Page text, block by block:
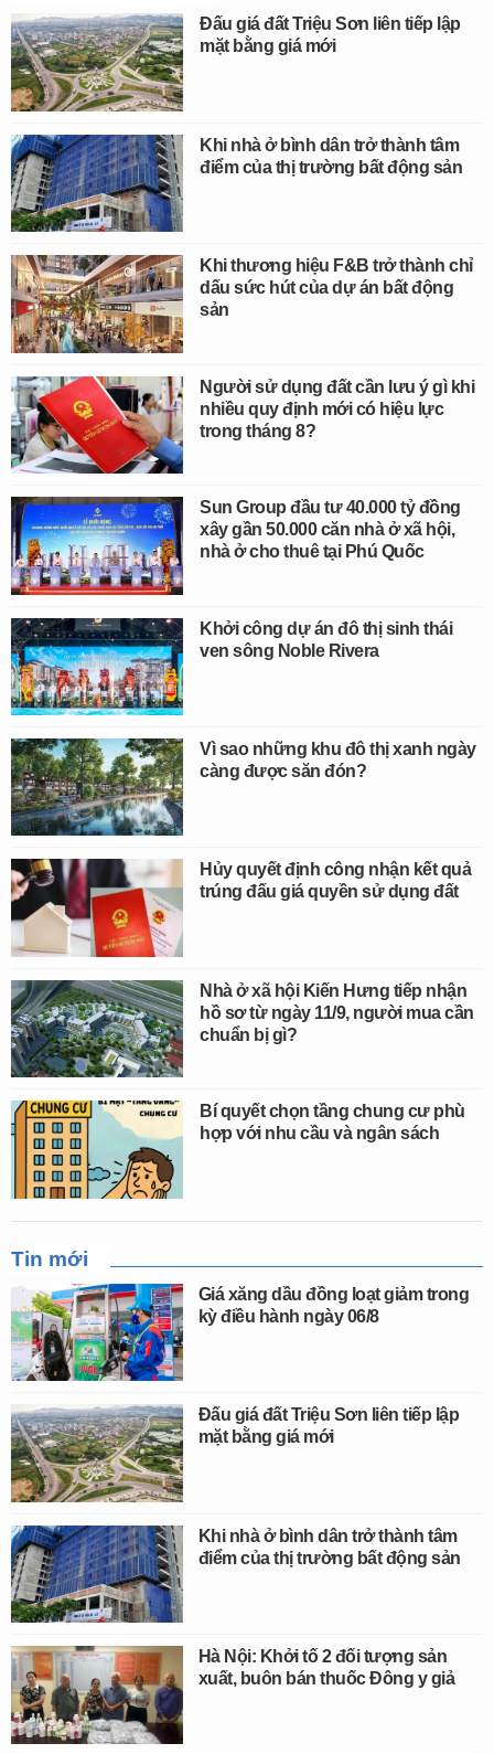
Đấu giá đất Triệu Sơn liên tiếp lập
mặt bằng giá mới
Khi nhà ở bình dân trở thành tâm
điểm của thị trường bất động sản
Khi thương hiệu F&B trở thành chỉ
dấu sức hút của dự án bất động
sản
Người sử dụng đất cần lưu ý gì khi
nhiều quy định mới có hiệu lực
trong tháng 8?
Sun Group đầu tư 40.000 tỷ đồng
xây gần 50.000 căn nhà ở xã hội,
nhà ở cho thuê tại Phú Quốc
Khởi công dự án đô thị sinh thái
ven sông Noble Rivera
Vì sao những khu đô thị xanh ngày
càng được săn đón?
Hủy quyết định công nhận kết quả
trúng đấu giá quyền sử dụng đất
Nhà ở xã hội Kiến Hưng tiếp nhận
hồ sơ từ ngày 11/9, người mua cần
chuẩn bị gì?
Bí quyết chọn tầng chung cư phù
hợp với nhu cầu và ngân sách
Tin mới
Giá xăng dầu đồng loạt giảm trong
kỳ điều hành ngày 06/8
Đấu giá đất Triệu Sơn liên tiếp lập
mặt bằng giá mới
Khi nhà ở bình dân trở thành tâm
điểm của thị trường bất động sản
Hà Nội: Khởi tố 2 đối tượng sản
xuất, buôn bán thuốc Đông y giả